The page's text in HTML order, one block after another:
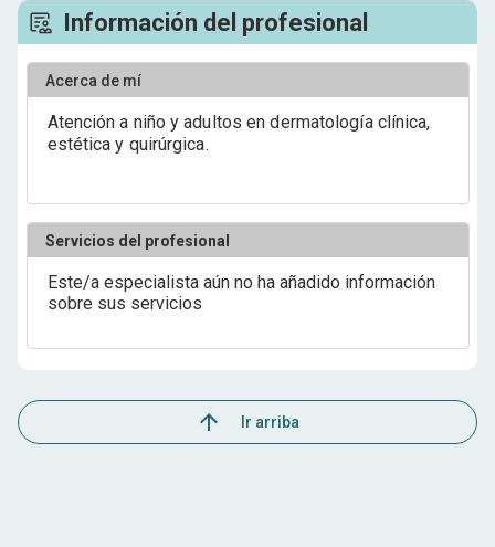
Información del profesional
Acerca de mí
Atención a niño y adultos en dermatología clínica,
estética y quirúrgica.
Servicios del profesional
Este/a especialista aún no ha añadido información
sobre sus servicios
Ir arriba